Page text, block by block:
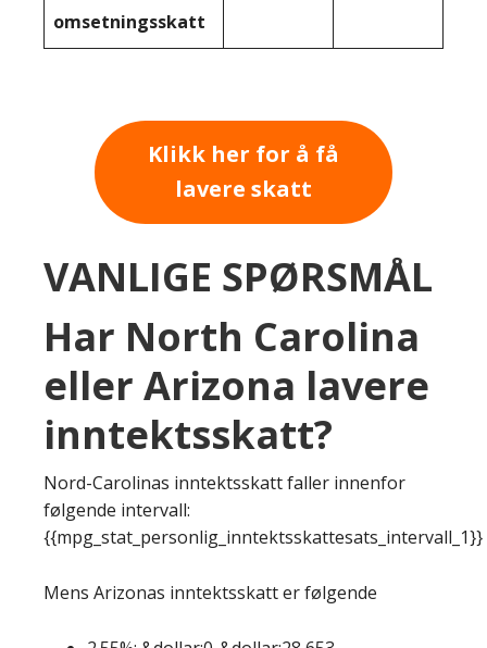
omsetningsskatt
Klikk her for å få
lavere skatt
VANLIGE SPØRSMÅL
Har North Carolina
eller Arizona lavere
inntektsskatt?
Nord-Carolinas inntektsskatt faller innenfor
følgende intervall:
{{mpg_stat_personlig_inntektsskattesats_intervall_1}}
Mens Arizonas inntektsskatt er følgende